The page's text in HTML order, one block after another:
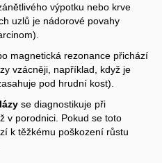
výpotku nebo krve
uzlů je nádorové povahy
magnetická rezonance přichází
vzácněji, například, když je
pod hrudní kost).
se diagnostikuje při
v porodnici. Pokud se toto
k těžkému poškození růstu